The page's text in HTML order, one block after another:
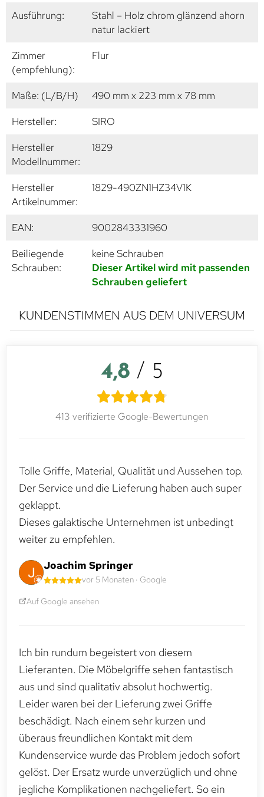
Ausführung:
Stahl – Holz chrom glänzend ahorn
natur lackiert
Zimmer
(empfehlung):
Flur
Maße: (L/B/H)
490 mm x 223 mm x 78 mm
Hersteller:
SIRO
Hersteller
Modellnummer:
1829
Hersteller
Artikelnummer:
1829-490ZN1HZ34V1K
EAN:
9002843331960
Beiliegende
Schrauben:
keine Schrauben
Dieser Artikel wird mit passenden
Schrauben geliefert
KUNDENSTIMMEN AUS DEM UNIVERSUM
4,8 / 5
413 verifizierte Google-Bewertungen
Tolle Griffe, Material, Qualität und Aussehen top.
Der Service und die Lieferung haben auch super
geklappt.
Dieses galaktische Unternehmen ist unbedingt
weiter zu empfehlen.
Joachim Springer
vor 5 Monaten · Google
Auf Google ansehen
Ich bin rundum begeistert von diesem
Lieferanten. Die Möbelgriffe sehen fantastisch
aus und sind qualitativ absolut hochwertig.
Leider waren bei der Lieferung zwei Griffe
beschädigt. Nach einem sehr kurzen und
überaus freundlichen Kontakt mit dem
Kundenservice wurde das Problem jedoch sofort
gelöst. Der Ersatz wurde unverzüglich und ohne
jegliche Komplikationen nachgeliefert. So ein